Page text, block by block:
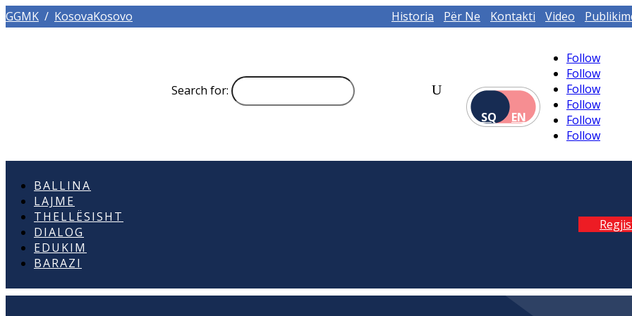
GGMK / KosovaKosovo Historia Për Ne Kontakti Video
Search for:
SQ
EN
Follow
Follow
Follow
Follow
Follow
Follow
BALLINA
LAJME
THELLËSISHT
DIALOG
EDUKIM
BARAZI